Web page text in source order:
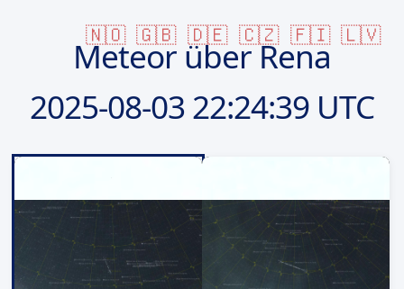
🇳🇴 🇬🇧 🇩🇪 🇨🇿 🇫🇮 🇱🇻
Meteor über Rena
2025-08-0322:24:39 UTC